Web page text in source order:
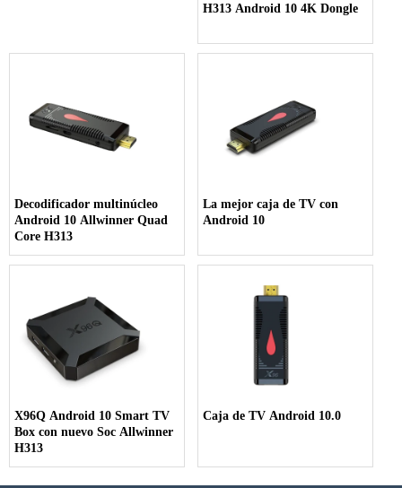
H313 Android 10 4K Dongle
Decodificador multinúcleo
Android 10 Allwinner Quad
Core H313
La mejor caja de TV con
Android 10
X96Q Android 10 Smart TV
Box con nuevo Soc Allwinner
H313
Caja de TV Android 10.0